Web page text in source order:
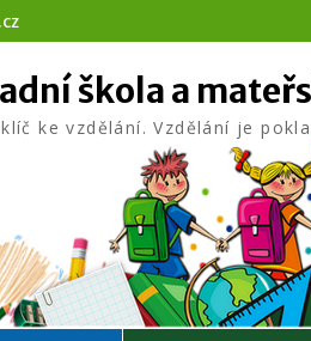
škola a
ke vzdělání. Vzdělání je